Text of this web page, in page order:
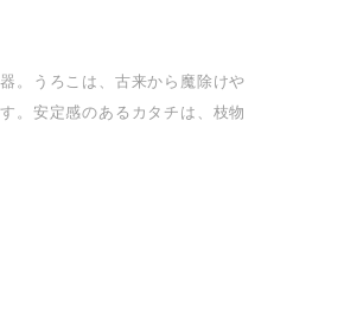
。うろこは、古来から魔除けや
。安定感のあるカタチは、枝物